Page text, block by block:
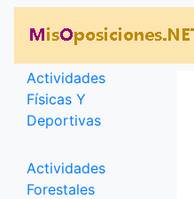
Categorías
Actividades
Físicas Y
Deportivas
Actividades
Forestales